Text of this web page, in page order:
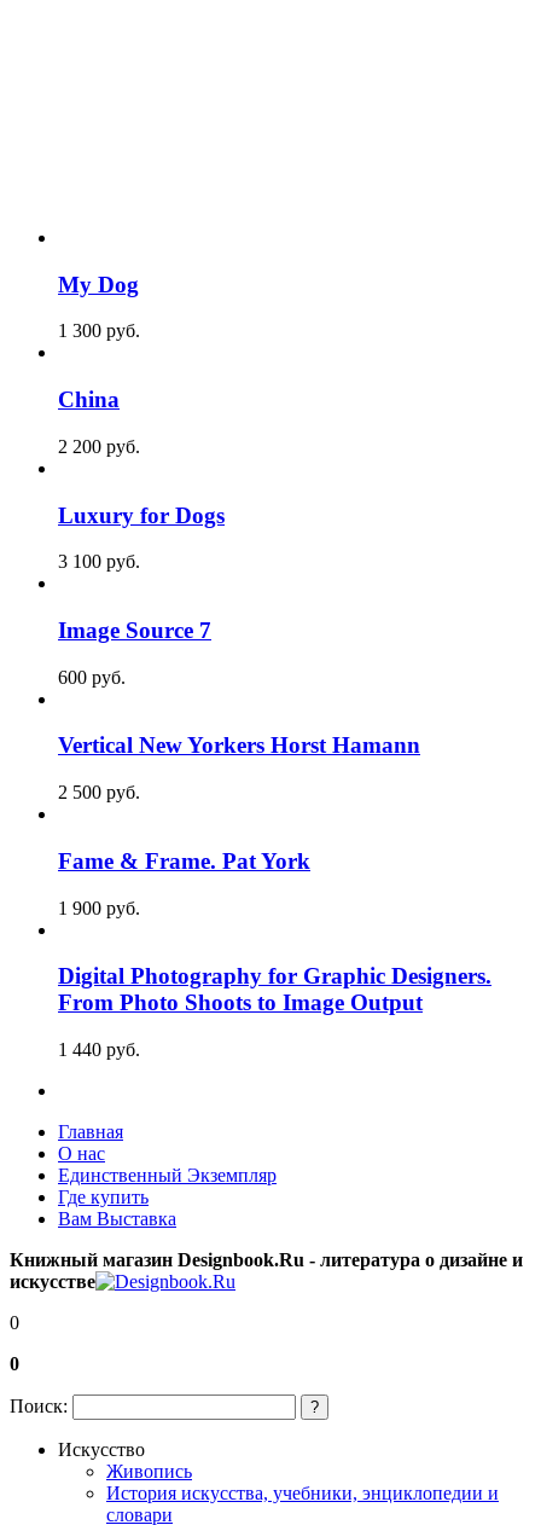
My Dog
1 300 pуб.
China
2 200 pуб.
Luxury for Dogs
3 100 pуб.
Image Source 7
600 pуб.
Vertical New Yorkers Horst Hamann
2 500 pуб.
Fame & Frame. Pat York
1 900 pуб.
Digital Photography for Graphic Designers.
From Photo Shoots to Image Output
1 440 pуб.
Главная
О нас
Единственный Экземпляр
Где купить
Вам Выставка
Книжный магазин Designbook.Ru - литература о дизайне и
искусстве
0
0
Поиск: ?
Искусство
Живопись
История искусства, учебники, энциклопедии и
словари